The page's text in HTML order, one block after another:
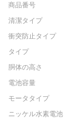
商品番号
清潔タイプ
衝突防止タイプ
タイプ
胴体の高さ
電池容量
モータタイプ
ニッケル水素電池